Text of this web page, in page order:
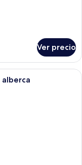
Ver precio
de hotel con una